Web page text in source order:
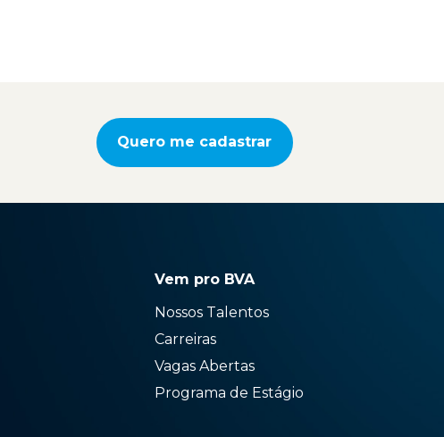
Quero me cadastrar
Vem pro BVA
Nossos Talentos
Carreiras
Vagas Abertas
Programa de Estágio